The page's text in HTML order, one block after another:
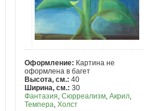
Оформление: Картина не
оформлена в багет
Высота, см.:40
Ширина, см.:30
Фантазия,Сюрреализм,Акрил,
Темпера,Холст